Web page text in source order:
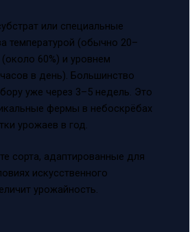
или специальные
температурой (обычно 20–
60%) и уровнем
в день). Большинство
уже через 3–5 недель. Это
фермы в небоскрёбах
урожаев в год.
сорта, адаптированные для
искусственного
урожайность.